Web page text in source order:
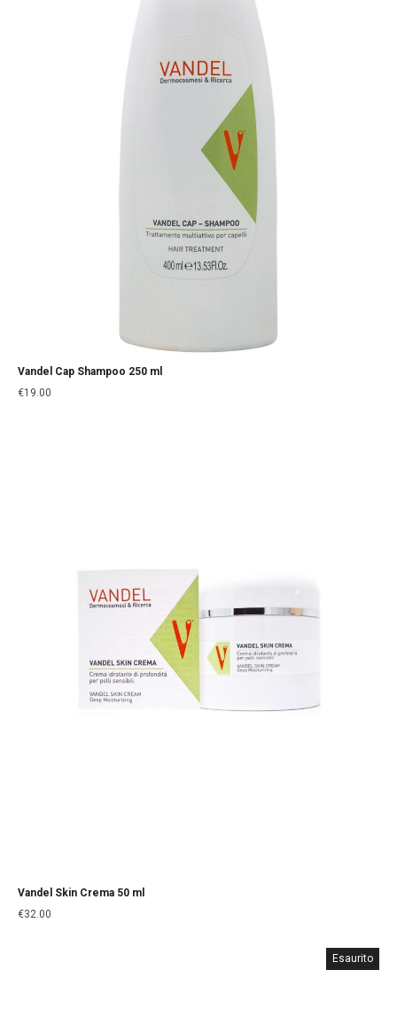
Vandel Cap Shampoo 250 ml
€19.00
Vandel Skin Crema 50 ml
€32.00
Esaurito